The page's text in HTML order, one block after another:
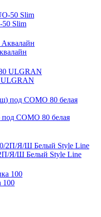
Slim
COMO 80 белая
Я/Ш Белый Style Line
100